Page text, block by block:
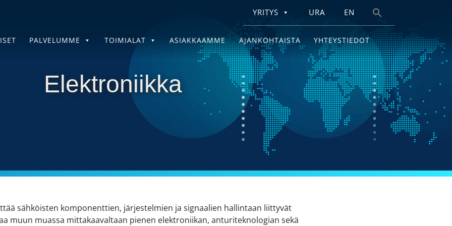
YRITYS URA EN
PALVELUMME TOIMIALAT ASIAKKAAMME AJANKOHTAISTA YHTEYSTIEDOT
Elektroniikka
sähköisten komponenttien, järjestelmien ja signaalien hallintaan liittyvät
muun muassa mittakaavaltaan pienen elektroniikan, anturiteknologian sekä